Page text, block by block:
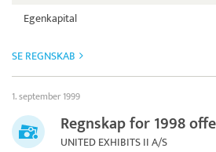
Egenkapital
SE REGNSKAB
1. september 1999
Regnskap for 1998
UNITED EXHIBITS II A/S